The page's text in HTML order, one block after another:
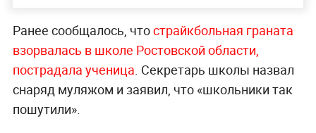
Ранее сообщалось, чтострайкбольная граната
взорвалась в школе Ростовской области,
пострадала ученица. Секретарь школы назвал
снаряд муляжом и заявил, что «школьники так
пошутили».